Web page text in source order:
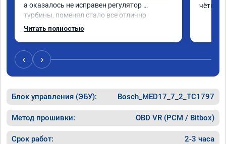
а оказалось не исправен регулятор
турбины, поменял стало все отлично
Читать полностью
чётко.
‹ ›
Блок управления (ЭБУ): Bosch_MED17_7_2_TC1797
Метод прошивки: OBD VR (PCM / Bitbox)
Срок работ: 2-3 часа